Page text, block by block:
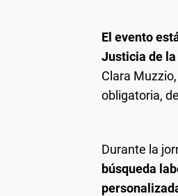
El evento
Justicia de
Clara
obligatoria,
Durante la
búsqueda